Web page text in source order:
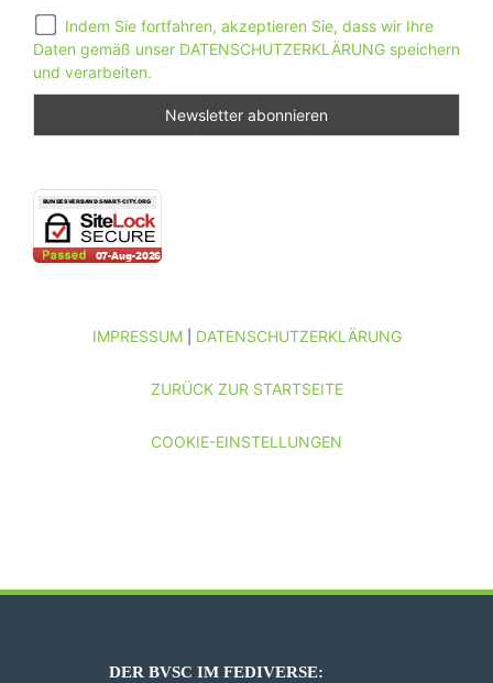
Indem Sie fortfahren, akzeptieren Sie, dass wir Ihre
Daten gemäß unser DATENSCHUTZERKLÄRUNG speichern
und verarbeiten.
IMPRESSUM| DATENSCHUTZERKLÄRUNG
ZURÜCK ZUR STARTSEITE
COOKIE-EINSTELLUNGEN
DER BVSC IM FEDIVERSE: